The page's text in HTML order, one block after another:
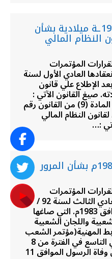
قانون رقــم (12) لسنـ1986ـة ميلادية بشأن
النظام المالي
المؤتمرات
العادي الأول لسنة
الموافق 1986 م وبعد الإطلاع علي قانون
صيغ القانون الآتي :
المادة الأولي يستبدل بنص المادة (9) من القانون رقم
المعدل لقانون النظام المالي
:…
قانون رقم (11) لسنة 1984م بشأن المرور
المؤتمرات
الشعبية في دور انعقادها العادي الثالث لسنة 92 /
1393 من وفاة الرسول الموافق 1983م. التي صاغها
واللجان الشعبية
المهنية(مؤتمر الشعب
العام) في دور انعقاده العادي التاسع في الفترة من 8
إلى 13 جماد الأول 1393 من وفاة الرسول الموافق 11